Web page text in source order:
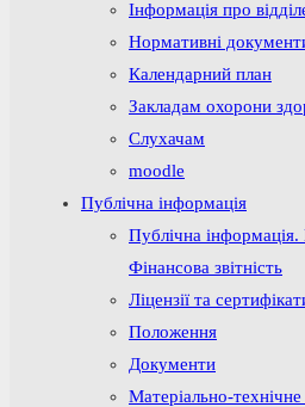
Інформація про
Нормативні
Календарний план
Закладам охорони
Слухачам
moodle
Публічна інформація
Публічна інформація.
Фінансова звітність
Ліцензії та
Положення
Документи
Матеріально-